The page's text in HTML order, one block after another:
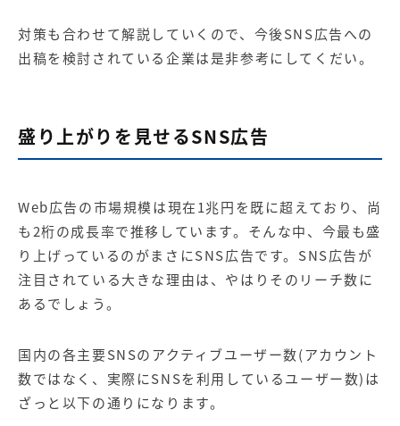
【塾・個別塾業界向け】新規
集客Web広告パッケージ
サイトアクセス増加パッケー
Web制作の製品
対策も合わせて解説していくので、今後SNS広告への
出稿を検討されている企業は是非参考にしてくだい。
盛り上がりを見せるSNS広告
Web広告の市場規模は現在1兆円を既に超えており、尚
も2桁の成長率で推移しています。そんな中、今最も盛
り上げっているのがまさにSNS広告です。SNS広告が
注目されている大きな理由は、やはりそのリーチ数に
あるでしょう。
国内の各主要SNSのアクティブユーザー数(アカウント
数ではなく、実際にSNSを利用しているユーザー数)は
ざっと以下の通りになります。